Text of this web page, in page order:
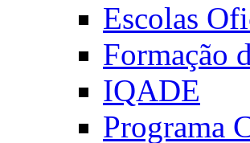
Escolas
Formação
IQADE
Programa